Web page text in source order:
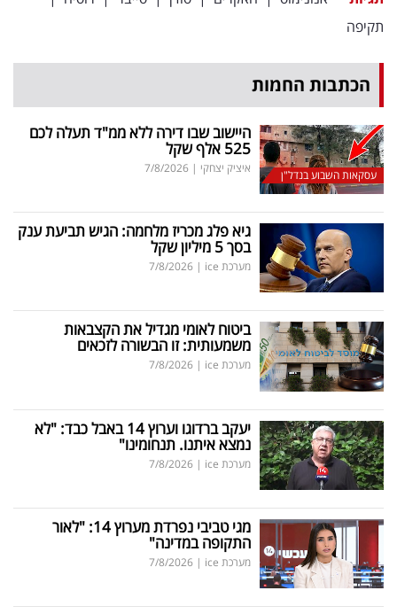
פרסמו
באייס
עקבו
אחרינו:
תקיפה
הכתבות החמות
עסקאות השבוע בנדל"ן
היישוב שבו דירה ללא ממ"ד תעלה לכם
525 אלף שקל
איציק יצחקי |
7/8/2026
גיא פלג מכריז מלחמה: הגיש תביעת ענק
בסך 5 מיליון שקל
מערכת ice |
7/8/2026
ביטוח לאומי מגדיל את הקצבאות
משמעותית: זו הבשורה לזכאים
מערכת ice |
7/8/2026
יעקב ברדוגו וערוץ 14 באבל כבד: "לא
נמצא איתנו. תנחומינו"
מערכת ice |
7/8/2026
מגי טביבי נפרדת מערוץ 14: "לאור
התקופה במדינה"
מערכת ice |
7/8/2026